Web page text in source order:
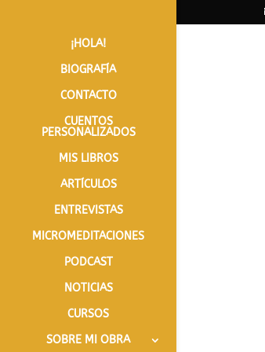
¡HOLA!
BIOGRAFÍA
CONTACTO
CUENTOS
PERSONALIZADOS
MIS LIBROS
ARTÍCULOS
ENTREVISTAS
MICROMEDITACIONES
PODCAST
NOTICIAS
CURSOS
SOBRE MI OBRA